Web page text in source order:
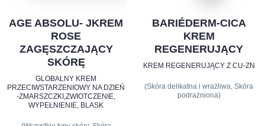
AGE ABSOLU- JKREM
ROSE
ZAGĘSZCZAJĄCY
SKÓRĘ
GLOBALNY KREM
PRZECIWSTARZENIOWY NA DZIEŃ
-ZMARSZCZKI,ZWIOTCZENIE,
WYPEŁNIENIE, BLASK
BARIÉDERM-CICA
KREM
REGENERUJĄCY
KREM REGENERUJĄCY Z CU-ZN
(Skóra delikatna i wrażliwa, Skóra
podrażniona)